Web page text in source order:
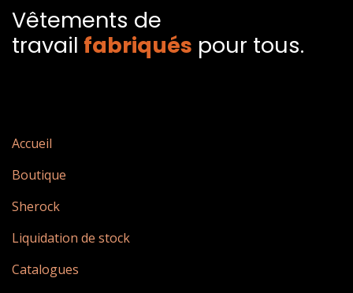
Vêtements de
travail fabriqués​ pour tous.
Accueil
Boutique
Sherock
Liquidation de stock
Catalogues